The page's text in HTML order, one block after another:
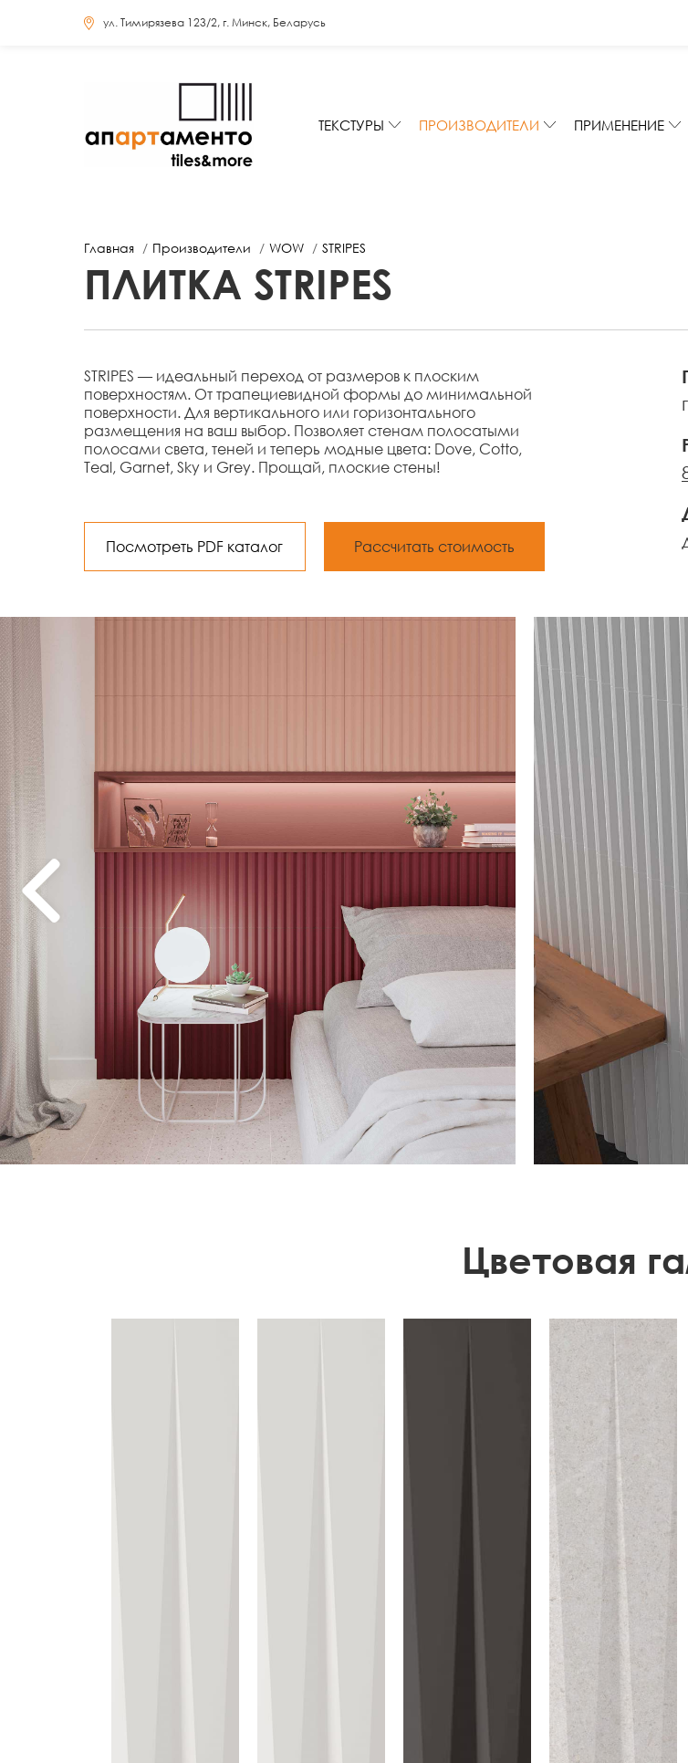
ул. Тимирязева 123/2, г. Минск, Беларусь
ТЕКСТУРЫ ПРОИЗВОДИТЕЛИ ПРИМЕНЕНИЕ
Главная Производители WOW STRIPES
ПЛИТКА STRIPES
STRIPES — идеальный переход от размеров к плоским
поверхностям. От трапециевидной формы до минимальной
поверхности. Для вертикального или горизонтального
размещения на ваш выбор. Позволяет стенам полосатыми
полосами света, теней и теперь модные цвета: Dove, Cotto,
Teal, Garnet, Sky и Grey. Прощай, плоские стены!
Посмотреть PDF каталог Рассчитать стоимость
Цветовая